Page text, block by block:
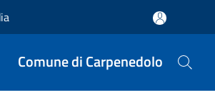
Comune di Carpenedolo